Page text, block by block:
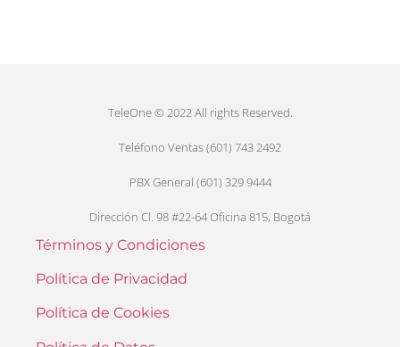
TeleOne © 2022 All rights Reserved.
Teléfono Ventas (601) 743 2492
PBX General (601) 329 9444
Dirección Cl. 98 #22-64 Oficina 815, Bogotá
Términos y Condiciones
Política de Privacidad
Política de Cookies